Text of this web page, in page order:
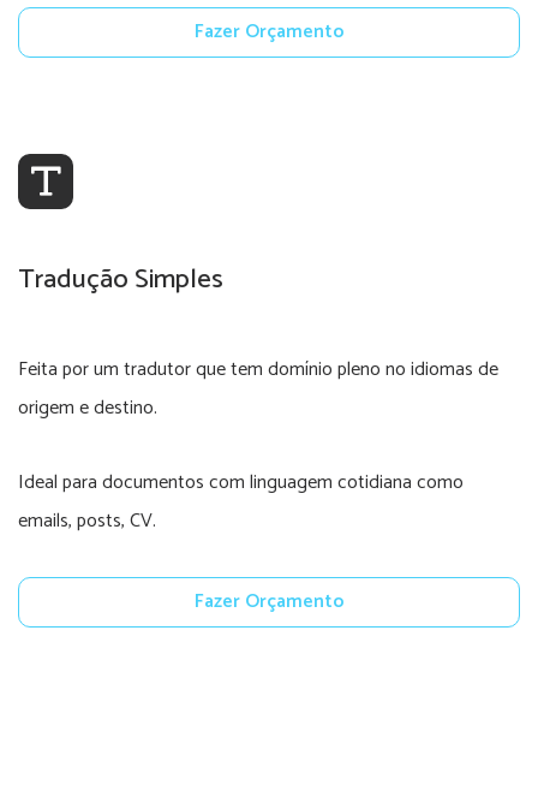
Fazer Orçamento
Tradução Simples
Feita por um tradutor que tem domínio pleno no idiomas de
origem e destino.
Ideal para documentos com linguagem cotidiana como
emails, posts, CV.
Fazer Orçamento